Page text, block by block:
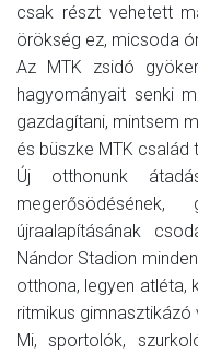
csak részt vehetett
örökség ez, micsoda
Az MTK zsidó
hagyományait senki
gazdagítani, mintsem
és büszke MTK család
Új otthonunk
újraalapításának
Nándor Stadion
otthona, legyen atléta,
ritmikus gimnasztikázó
Mi, sportolók,